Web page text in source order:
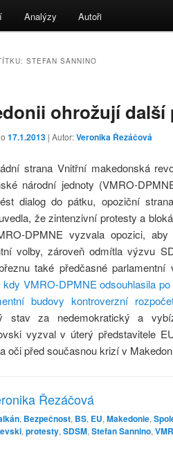
Analýzy Autoři
STEFAN SANNINO
ohrožují další
17.1.2013 | Autor:Veronika Řezáčová
strana Vnitřní makedonská
národní jednoty (VMRO-
dialog do pátku, opoziční
že zintenzivní protesty a
DPMNE vyzvala opozici,
volby, zároveň odmítla výzvu
také předčasné parlamentní
kdy VMRO-DPMNE odsouhlasila
budovy kontroverzní
stav za nedemokratický a
vyzval v úterý představitele
oči před současnou krizí v
Řezáčová
, Bezpečnost, BS, EU, Makedonie,
, protesty, SDSM, Stefan Sannino,